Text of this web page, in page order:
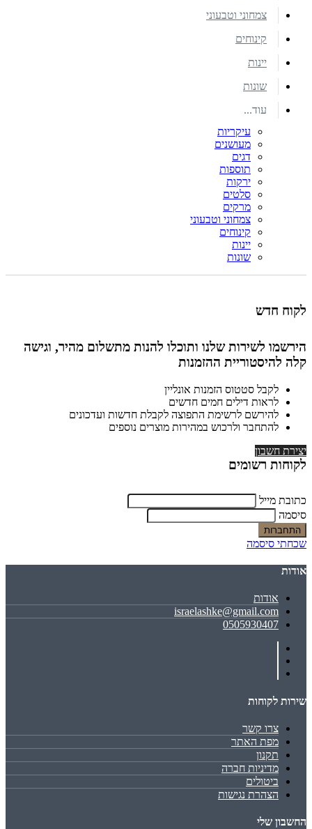
צמחוני וטבעוני
קינוחים
יינות
שונות
עוד...
עיקריות
מעושנים
דגים
תוספות
ירקות
סלטים
מרקים
צמחוני וטבעוני
קינוחים
יינות
שונות
לקוח חדש
הירשמו לשירות שלנו ותוכלו להנות מתשלום מהיר, וגישה
קלה להיסטוריית ההזמנות
לקבל סטטוס הזמנות אונליין
לראות דילים חמים חדשים
להירשם לרשימת התפוצה לקבלת חדשות ועדכונים
להתחבר ולרכוש במהירות מוצרים נוספים
יצירת חשבון
לקוחות רשומים
כתובת מייל
סיסמה
שכחתי סיסמה
אודות
אודות
israelashke@gmail.com
0505930407
שירות לקוחות
צרו קשר
מפת האתר
תקנון
מדיניות חברה
ביטולים
הצהרת נגישות
החשבון שלי